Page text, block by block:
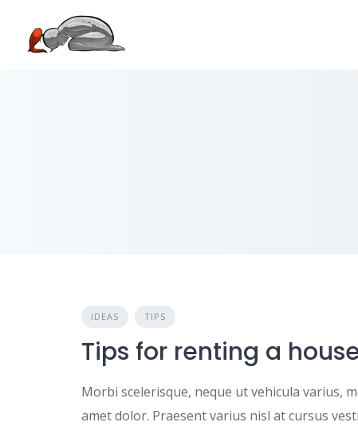
content
IDEAS TIPS
Tips for renting a
Morbi scelerisque, neque ut vehicula varius,
amet dolor. Praesent varius nisl at cursus